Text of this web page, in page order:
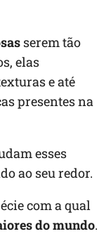
serem tão
elas
e até
presentes na
esses
ao seu redor.
com a qual
do mundo.